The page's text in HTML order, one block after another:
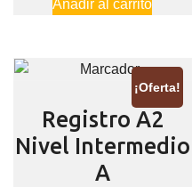
original
$1,200.00.
Añadir al carrito
¡Oferta!
Registro A2
Nivel Intermedio
A